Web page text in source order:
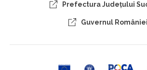
Prefectura Judeţului
Guvernul României